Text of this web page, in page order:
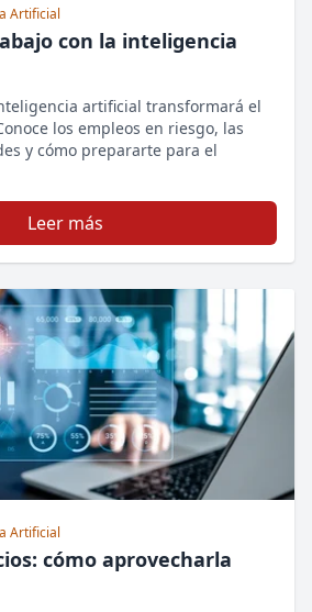
Artificial
con la inteligencia
artificial transformará el
los empleos en riesgo, las
y cómo prepararte para el
Leer más
Artificial
cómo aprovecharla